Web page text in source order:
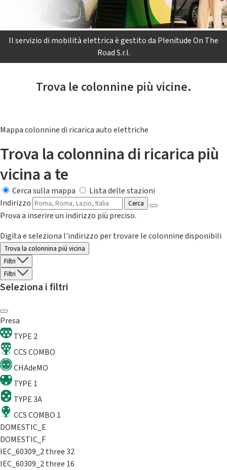
Il servizio di mobilità elettrica è gestito da Plenitude On The
Road S.r.l.
Trova le colonnine più vicine.
Mappa colonnine di ricarica auto elettriche
Trova la colonnina di ricarica più
vicina a te
Cerca sulla mappa
Lista delle stazioni
Indirizzo
Cerca
Prova a inserire un indirizzo più preciso.
Digita e seleziona l'indirizzo per trovare le colonnine disponibili
Trova la colonnina piú vicina
Filtri
Filtri
Seleziona i filtri
Presa
TYPE 2
CCS COMBO
CHAdeMO
TYPE 1
TYPE 3A
CCS COMBO 1
DOMESTIC_E
DOMESTIC_F
IEC_60309_2 three 32
IEC_60309_2 three 16